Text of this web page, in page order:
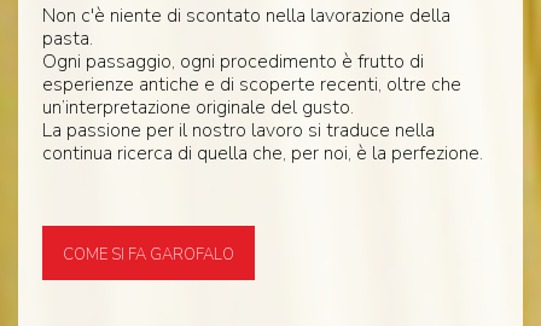
Non c'è niente di scontato nella lavorazione della
pasta.
Ogni passaggio, ogni procedimento è frutto di
esperienze antiche e di scoperte recenti, oltre che
un’interpretazione originale del gusto.
La passione per il nostro lavoro si traduce nella
continua ricerca di quella che, per noi, è la perfezione.
COME SI FA GAROFALO